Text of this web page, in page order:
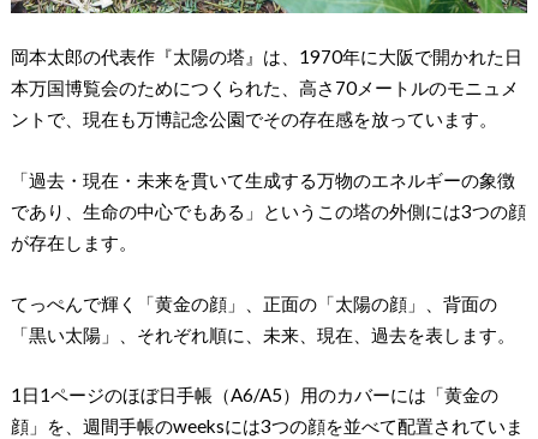
岡本太郎の代表作『太陽の塔』は、1970年に大阪で開かれた日
本万国博覧会のためにつくられた、高さ70メートルのモニュメ
ントで、現在も万博記念公園でその存在感を放っています。
「過去・現在・未来を貫いて生成する万物のエネルギーの象徴
であり、生命の中心でもある」というこの塔の外側には3つの顔
が存在します。
てっぺんで輝く「黄金の顔」、正面の「太陽の顔」、背面の
「黒い太陽」、それぞれ順に、未来、現在、過去を表します。
1日1ページのほぼ日手帳（A6/A5）用のカバーには「黄金の
顔」を、週間手帳のweeksには3つの顔を並べて配置されていま